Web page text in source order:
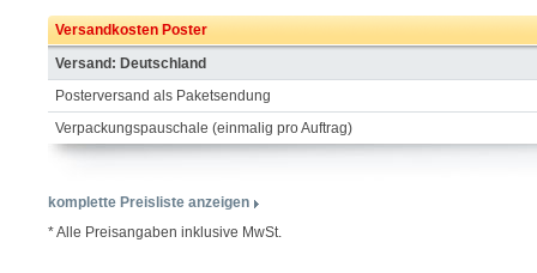
Versandkosten Poster
Versand: Deutschland
Posterversand als Paketsendung
Verpackungspauschale (einmalig pro Auftrag)
komplette Preisliste anzeigen
* Alle Preisangaben inklusive MwSt.